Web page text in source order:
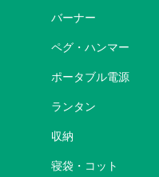
バーナー
ペグ・ハンマー
ポータブル電源
ランタン
収納
寝袋・コット